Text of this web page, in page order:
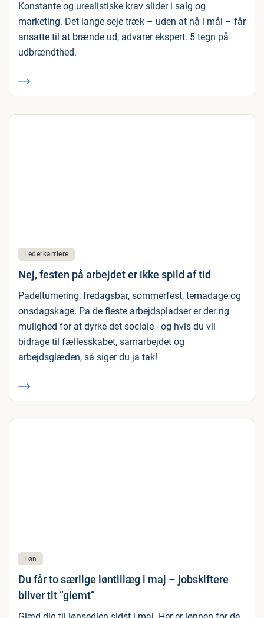
Konstante og urealistiske krav slider i salg og
marketing. Det lange seje træk – uden at nå i mål – får
ansatte til at brænde ud, advarer ekspert. 5 tegn på
udbrændthed.
Lederkarriere
Nej, festen på arbejdet er ikke spild af tid
Padelturnering, fredagsbar, sommerfest, temadage og
onsdagskage. På de fleste arbejdspladser er der rig
mulighed for at dyrke det sociale - og hvis du vil
bidrage til fællesskabet, samarbejdet og
arbejdsglæden, så siger du ja tak!
Løn
Du får to særlige løntillæg i maj – jobskiftere
bliver tit ”glemt”